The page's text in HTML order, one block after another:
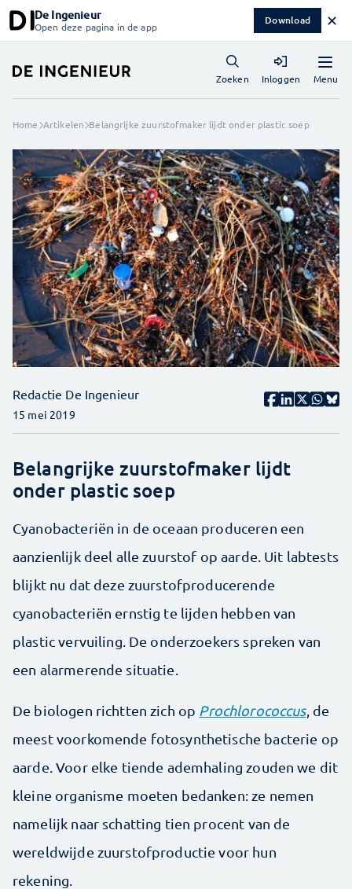
De Ingenieur
Open deze pagina in de app Download ✕
Menu
Zoeken Inloggen
Home Artikelen Belangrijke zuurstofmaker lijdt onder plastic soep
Redactie De Ingenieur
15 mei 2019
Belangrijke zuurstofmaker lijdt
onder plastic soep
Cyanobacteriën in de oceaan produceren een
aanzienlijk deel alle zuurstof op aarde. Uit labtests
blijkt nu dat deze zuurstofproducerende
cyanobacteriën ernstig te lijden hebben van
plastic vervuiling. De onderzoekers spreken van
een alarmerende situatie.
De biologen richtten zich op Prochlorococcus, de
meest voorkomende fotosynthetische bacterie op
aarde. Voor elke tiende ademhaling zouden we dit
kleine organisme moeten bedanken: ze nemen
namelijk naar schatting tien procent van de
wereldwijde zuurstofproductie voor hun
rekening.